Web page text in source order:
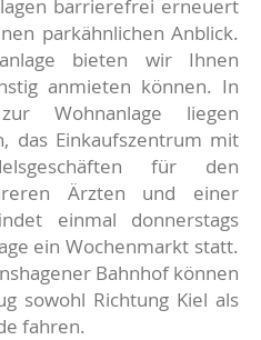
barrierefrei erneuert
parkähnlichen Anblick.
bieten wir Ihnen
anmieten können. In
Wohnanlage liegen
das Einkaufszentrum mit
für den
Ärzten und einer
einmal donnerstags
ein Wochenmarkt statt.
Bahnhof können
sowohl Richtung Kiel als
fahren.